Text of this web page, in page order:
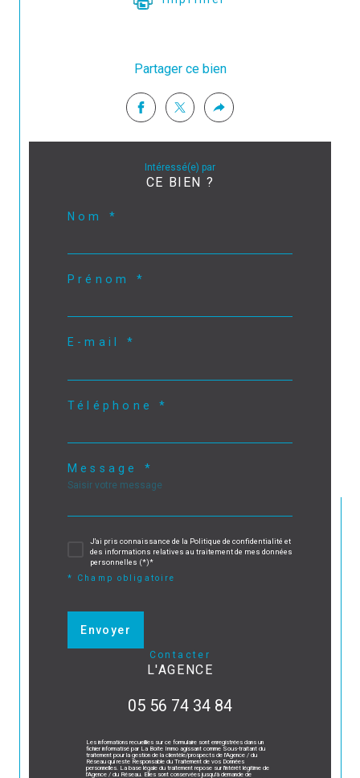
Partager ce bien
Intéressé(e) par
CE BIEN ?
Nom *
Prénom *
E-mail *
Téléphone *
Message *
J'ai pris connaissance de la Politique de confidentialité et
des informations relatives au traitement de mes données
personnelles (*)*
* Champ obligatoire
Envoyer
contacter
L'AGENCE
05 56 74 34 84
Les informations recueillies sur ce formulaire sont enregistrées dans un
fichier informatisé par La Boite Immo agissant comme Sous-traitant du
traitement pour la gestion de la clientèle/prospects de l'Agence / du
Réseau qui reste Responsable du Traitement de vos Données
personnelles. La base légale du traitement repose sur l'intérêt légitime de
l'Agence / du Réseau. Elles sont conservées jusqu'à demande de